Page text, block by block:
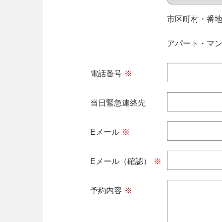
市区町村・番
アパート・マ
電話番号 ※
当日緊急連絡先
Eメール ※
Eメール（確認） ※
予約内容 ※